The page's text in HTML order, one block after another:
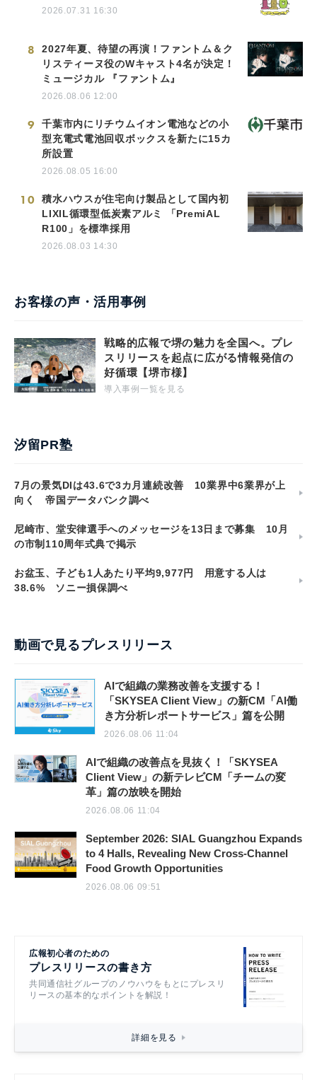
2026.07.31 16:30
8
2027年夏、待望の再演！ファントム＆ク
リスティーヌ役のWキャスト4名が決定！
ミュージカル 『ファントム』
2026.08.06 12:00
9
千葉市内にリチウムイオン電池などの小
型充電式電池回収ボックスを新たに15カ
所設置
2026.08.05 16:00
10
積水ハウスが住宅向け製品として国内初
LIXIL循環型低炭素アルミ 「PremiAL
R100」を標準採用
2026.08.03 14:30
お客様の声・活用事例
戦略的広報で堺の魅力を全国へ。プレ
スリリースを起点に広がる情報発信の
好循環【堺市様】
導入事例一覧を見る
汐留PR塾
7月の景気DIは43.6で3カ月連続改善 10業界中6業界が上
向く 帝国データバンク調べ
尼崎市、堂安律選手へのメッセージを13日まで募集 10月
の市制110周年式典で掲示
お盆玉、子ども1人あたり平均9,977円 用意する人は
38.6% ソニー損保調べ
動画で見るプレスリリース
AIで組織の業務改善を支援する！
「SKYSEA Client View」の新CM「AI働
き方分析レポートサービス」篇を公開
2026.08.06 11:04
AIで組織の改善点を見抜く！「SKYSEA
Client View」の新テレビCM「チームの変
革」篇の放映を開始
2026.08.06 11:04
September 2026: SIAL Guangzhou Expands
to 4 Halls, Revealing New Cross-Channel
Food Growth Opportunities
2026.08.06 09:51
広報初心者のための
プレスリリースの書き方
共同通信社グループのノウハウをもとにプレスリ
リースの基本的なポイントを解説！
詳細を見る